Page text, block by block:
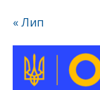
« Лип